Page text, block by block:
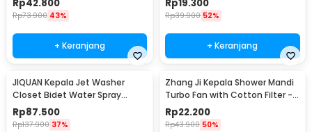
Rp42.800
Rp73.900 43%
+ Keranjang
Rp19.300
Rp39.900 52%
+ Keranjang
JIQUAN Kepala Jet Washer
Closet Bidet Water Spray
Stainless Steel - T103
Rp87.500
Rp137.900 37%
Zhang Ji Kepala Shower Mandi
Turbo Fan with Cotton Filter -
C193
Rp22.200
Rp43.900 50%